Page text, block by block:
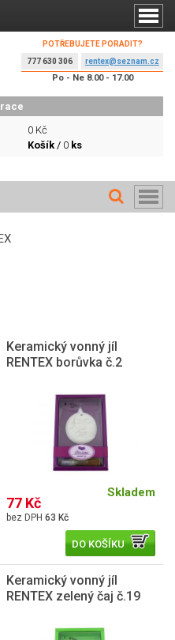
POTŘEBUJETE PORADIT?
777 630 306
rentex@seznam.cz
Po - Ne 8.00 - 17.00
0 Kč
Košík/ 0 ks
Keramický vonný jíl
RENTEX borůvka č.2
77 Kč
63 Kč
Skladem
DO KOŠÍKU
Keramický vonný jíl
RENTEX zelený čaj č.19